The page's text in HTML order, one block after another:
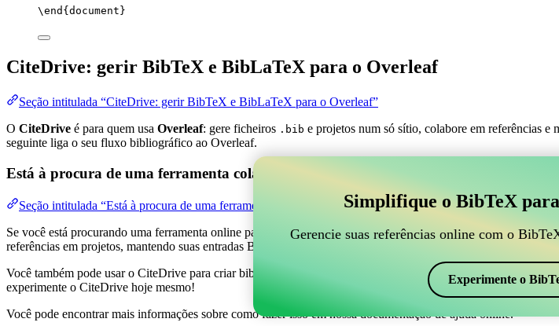
\end { document }
CiteDrive: gerir BibTeX e BibLaTeX para o Overleaf
Seção intitulada “CiteDrive: gerir BibTeX e BibLaTeX para o Overleaf”
O CiteDrive é para quem usa Overleaf: gere ficheiros .bib e projetos num só sítio, colabore em referências e
seguinte liga o seu fluxo bibliográfico ao Overleaf.
Está à procura de uma ferramenta colaborativa online para gerir suas referências
Seção intitulada “Está à procura de uma ferramenta colaborativa online para gerir suas referências BibTeX,
Se você está procurando uma ferramenta online para ajudar a gerenciar suas referências, citações e
referências em projetos, mantendo suas entradas BibTeX atualizadas em seu projeto Overleaf.
Você também pode usar o CiteDrive para criar bibliografias e citações em vários estilos, incluindo glsshort.
experimente o CiteDrive hoje mesmo!
Você pode encontrar mais informações sobre como fazer isso em nossa documentação de ajuda online.
Simplifique o BibTeX
Gerencie suas referências online com o
Experimente o